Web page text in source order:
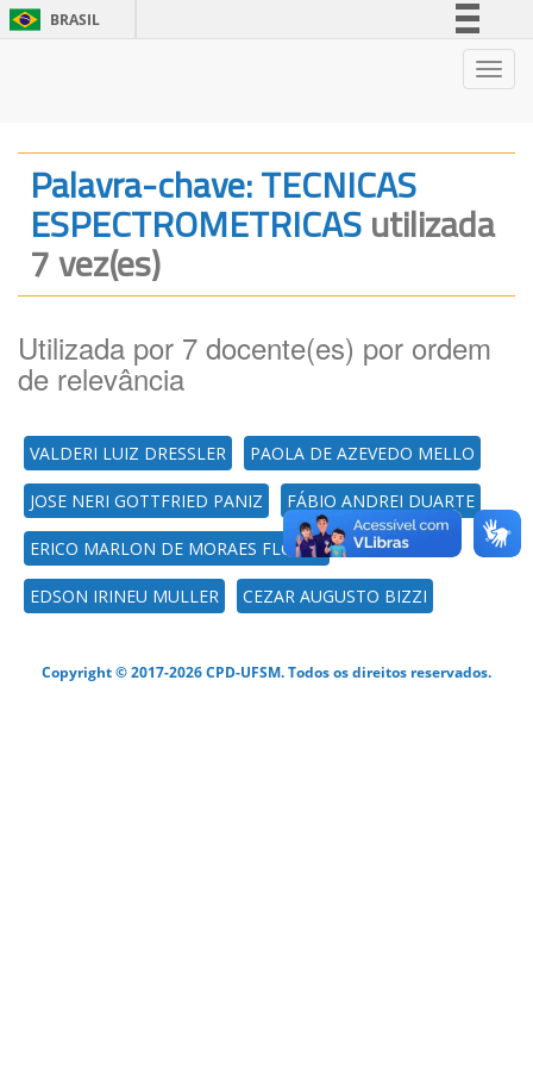
BRASIL
Legislação
Canais
Palavra-chave: TECNICAS
ESPECTROMETRICASutilizada
7 vez(es)
Utilizada por 7 docente(es) por ordem
de relevância
VALDERI LUIZ DRESSLER PAOLA DE AZEVEDO MELLO
JOSE NERI GOTTFRIED PANIZ FÁBIO ANDREI DUARTE
ERICO MARLON DE MORAES FLORES
EDSON IRINEU MULLER CEZAR AUGUSTO BIZZI
Copyright © 2017-2026 CPD-UFSM. Todos os direitos reservados.